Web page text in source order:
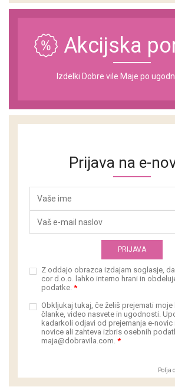
Akcijska
Izdelki Dobre vile Maje po
Prijava na e-
Z oddajo obrazca izdajam soglasje,
cor d.o.o. lahko interno hrani in
podatke. *
Obkljukaj tukaj, če želiš prejemati
članke, video nasvete in ugodnosti.
kadarkoli odjavi od prejemanja e-novic
novice ali zahteva izbris osebnih
maja@dobravila.com. *
Polja